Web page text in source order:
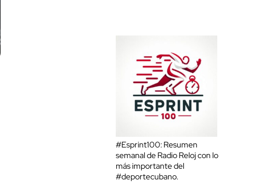
#Esprint100: Resumen
semanal de Radio Reloj con lo
más importante del
#deportecubano.